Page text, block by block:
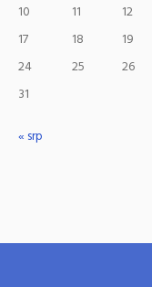
10
11 12
17
18 19
24
25 26
31
« srp